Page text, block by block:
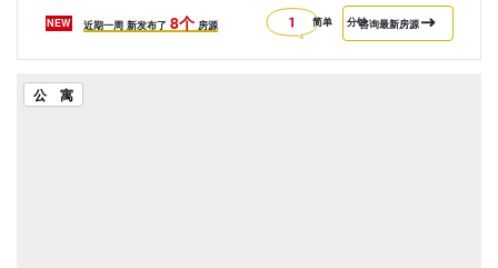
NEW 近期一周新发布了 8个房源 简单 分钟咨询最新房源
公 寓